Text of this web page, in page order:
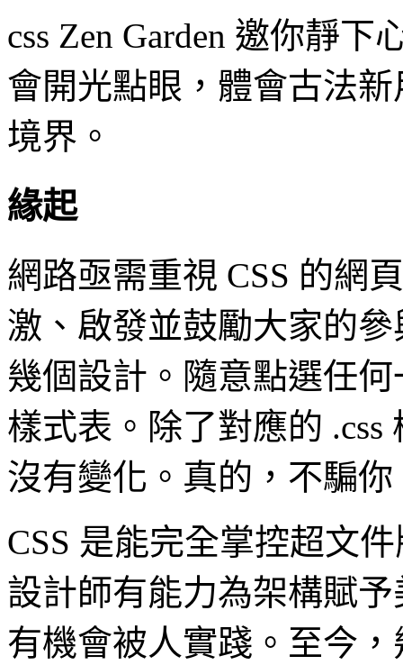
css Zen Garden 邀你靜
會開光點眼，體會古法
境界。
緣起
網路亟需重視 CSS 的網
激、啟發並鼓勵大家的
幾個設計。隨意點選任
樣式表。除了對應的
沒有變化。真的，不騙你
CSS 是能完全掌控超文
設計師有能力為架構賦
有機會被人實踐。至今